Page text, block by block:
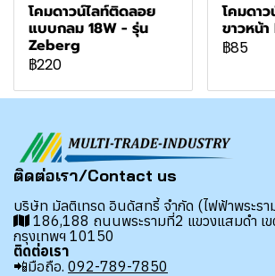
โคมดาวน์ไลท์ติดลอย
แบบกลม 18W - รุ่น
Zeberg
฿220
โคมดา
ขาวหน้า
฿85
ติดต่อเรา/Contact us
บริษัท มัลติเทรด อินดัสทรี้ จำกัด (ไฟฟ้าพระรา
186,188 ถนนพระรามที่2 แขวงแสมดำ เข
กรุงเทพฯ 10150
ติดต่อเรา
📲มือถือ. 092-789-7850